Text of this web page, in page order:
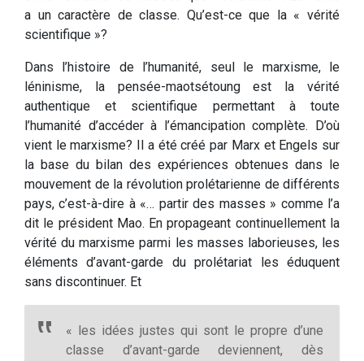
a un caractère de classe. Qu’est-ce que la « vérité
scientifique »?
Dans l’histoire de l’humanité, seul le marxisme, le
léninisme, la pensée-maotsétoung est la vérité
authentique et scientifique permettant à toute
l’humanité d’accéder à l’émancipation complète. D’où
vient le marxisme? Il a été créé par Marx et Engels sur
la base du bilan des expériences obtenues dans le
mouvement de la révolution prolétarienne de différents
pays, c’est-à-dire à «… partir des masses » comme l’a
dit le président Mao. En propageant continuellement la
vérité du marxisme parmi les masses laborieuses, les
éléments d’avant-garde du prolétariat les éduquent
sans discontinuer. Et
« les idées justes qui sont le propre d’une
classe d’avant-garde deviennent, dès